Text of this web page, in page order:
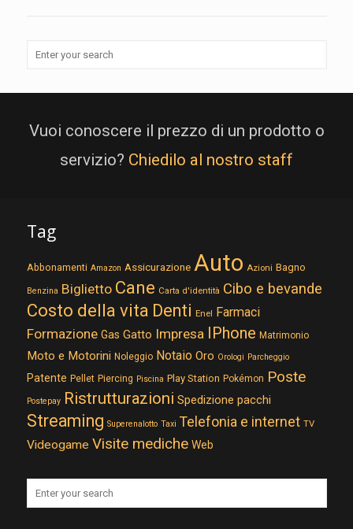
Vuoi conoscere il prezzo di un prodotto o
servizio? Chiedilo al nostro staff
Tag
Abbonamenti Amazon Assicurazione Auto Azioni Bagno
Benzina Biglietto Cane Carta d'identità Cibo e bevande
Costo della vita Denti Enel Farmaci
Formazione Gas Gatto Impresa IPhone Matrimonio
Moto e Motorini Noleggio Notaio Oro Orologi Parcheggio
Patente Pellet Piercing Piscina Play Station Pokémon Poste
Postepay Ristrutturazioni Spedizione pacchi
Streaming Superenalotto Taxi Telefonia e internet TV
Videogame Visite mediche Web